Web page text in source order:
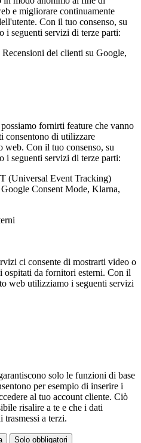
e migliorare continuamente
Con il tuo consenso, su
i seguenti servizi di terze parti:
dei clienti su Google,
fornirti feature che vanno
consentono di utilizzare
web. Con il tuo consenso, su
i seguenti servizi di terze parti:
(Universal Event Tracking)
Consent Mode, Klarna,
ci consente di mostrarti video o
ospitati da fornitori esterni. Con il
web utilizziamo i seguenti servizi
solo le funzioni di base
per esempio di inserire i
al tuo account cliente. Ciò
risalire a te e che i dati
trasmessi a terzi.
Solo obbligatori